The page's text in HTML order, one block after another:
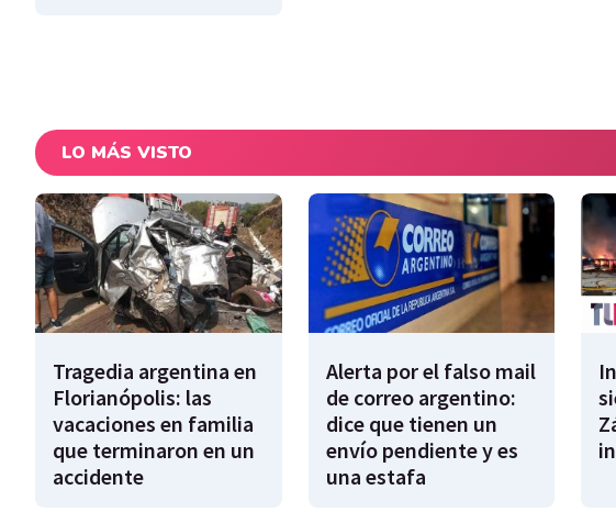
LO MÁS VISTO
Tragedia argentina en
Florianópolis: las
vacaciones en familia
que terminaron en un
accidente
Alerta por el falso mail
de correo argentino:
dice que tienen un
envío pendiente y es
una estafa